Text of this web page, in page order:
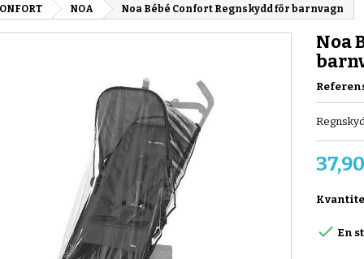
NOA Noa Bébé Confort Regnskydd för barnvagn
Noa
 En